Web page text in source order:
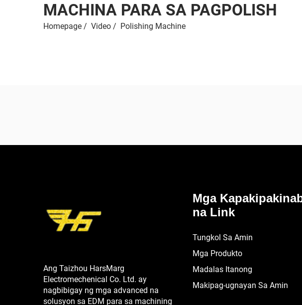
MACHINA PARA SA PAGPOLISH
Homepage / Video / Polishing Machine
Ang Taizhou HarsMarg
Electromechenical Co. Ltd. ay
nagbibigay ng mga advanced na
solusyon sa EDM para sa machining
Mga
na Link
Tungkol Sa Amin
Mga Produkto
Madalas Itanong
Makipag-ugnayan Sa Amin